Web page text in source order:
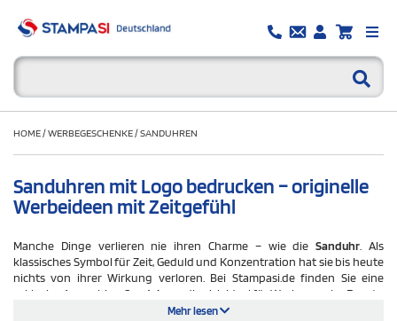
HOME/WERBEGESCHENKE/SANDUHREN
Sanduhren mit Logo bedrucken – originelle
Werbeideen mit Zeitgefühl
Manche Dinge verlieren nie ihren Charme – wie dieSanduhr . Als
klassisches Symbol für Zeit, Geduld und Konzentration hat sie bis heute
nichts von ihrer Wirkung verloren. Bei Stampasi.de finden Sie eine
exklusive Auswahl an Sanduhren
, die sich ideal für Werbezwecke, Events,
Schulungen oder als stilvolles Geschenk eignen – und auf Wunsch
Mehr lesen